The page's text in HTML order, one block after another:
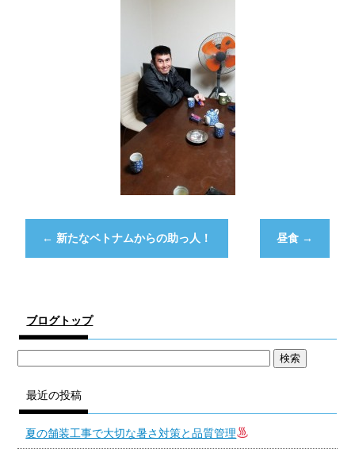
← 新たなベトナムからの助っ人！ 昼食 →
ブログトップ
最近の投稿
夏の舗装工事で大切な暑さ対策と品質管理